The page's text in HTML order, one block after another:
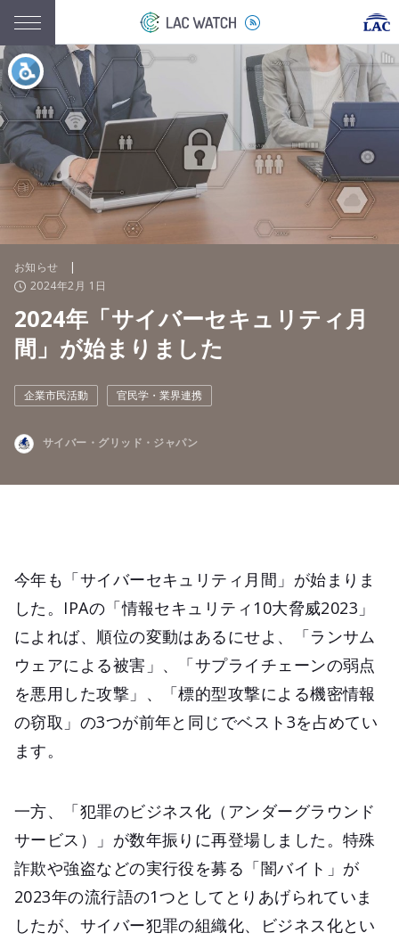
お知らせ
|
2024年2月 1日
2024年「サイバーセキュリティ月
間」が始まりました
企業市民活動 官民学・業界連携
サイバー・グリッド・ジャパン
今年も「サイバーセキュリティ月間」が始まりま
した。IPAの「情報セキュリティ10大脅威2023」
によれば、順位の変動はあるにせよ、「ランサム
ウェアによる被害」、「サプライチェーンの弱点
を悪用した攻撃」、「標的型攻撃による機密情報
の窃取」の3つが前年と同じでベスト3を占めてい
ます。
一方、「犯罪のビジネス化（アンダーグラウンド
サービス）」が数年振りに再登場しました。特殊
詐欺や強盗などの実行役を募る「闇バイト」が
2023年の流行語の1つとしてとりあげられていま
したが、サイバー犯罪の組織化、ビジネス化とい